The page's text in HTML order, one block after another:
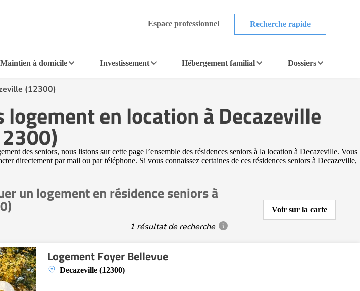
Espace professionnel Recherche rapide
Maintien à domicile Investissement Hébergement familial Dossiers
(12300)
en location à Decazeville
des seniors, nous listons sur cette page l’ensemble des résidences seniors à la location à Decazeville. Vous
directement par mail ou par téléphone. Si vous connaissez certaines de ces résidences seniors à Decazeville,
un logement en résidence seniors à
1 résultat de recherche
Voir sur la carte
Logement Foyer Bellevue
Decazeville (12300)